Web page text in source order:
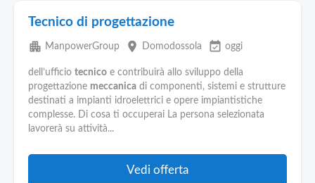
Tecnico di progettazione
apartment ManpowerGroup place Domodossola event_available oggi
dell’ufficio tecnico e contribuirà allo sviluppo della
progettazione meccanica di componenti, sistemi e strutture
destinati a impianti idroelettrici e opere impiantistiche
complesse. Di cosa ti occuperai La persona selezionata
lavorerà su attività...
Vedi offerta